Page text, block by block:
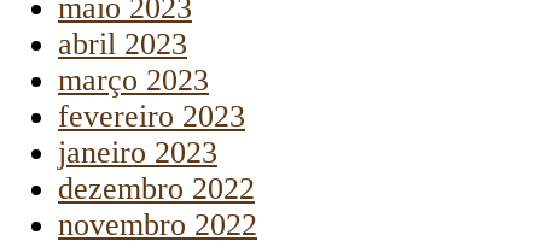
maio 2023
abril 2023
março 2023
fevereiro 2023
janeiro 2023
dezembro 2022
novembro 2022